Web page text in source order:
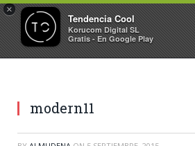
×
Tendencia Cool
Korucom Digital SL
Gratis - En Google Play
modern11